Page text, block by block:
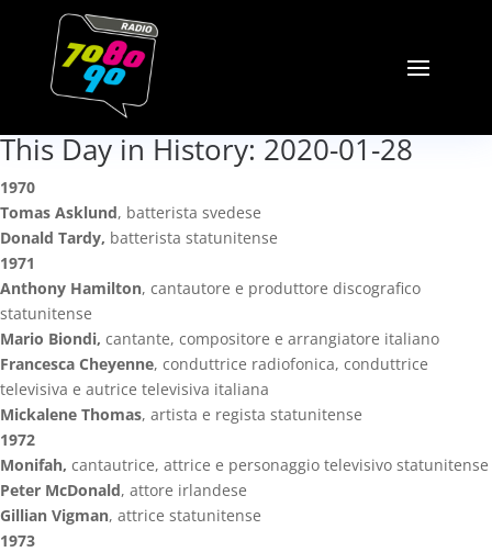
This Day in History: 2020-01-28
1970
Tomas Asklund, batterista svedese
Donald Tardy, batterista statunitense
1971
Anthony Hamilton, cantautore e produttore discografico
statunitense
Mario Biondi, cantante, compositore e arrangiatore italiano
Francesca Cheyenne, conduttrice radiofonica, conduttrice
televisiva e autrice televisiva italiana
Mickalene Thomas, artista e regista statunitense
1972
Monifah, cantautrice, attrice e personaggio televisivo statunitense
Peter McDonald, attore irlandese
Gillian Vigman, attrice statunitense
1973